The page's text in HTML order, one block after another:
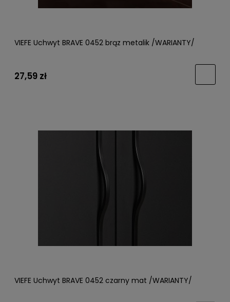
VIEFE Uchwyt BRAVE 0452 brąz metalik /WARIANTY/
27,59 zł
VIEFE Uchwyt BRAVE 0452 czarny mat /WARIANTY/